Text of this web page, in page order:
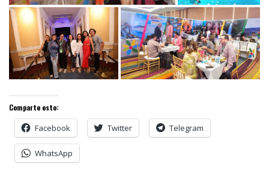
Comparte esto:
Facebook Twitter Telegram
WhatsApp